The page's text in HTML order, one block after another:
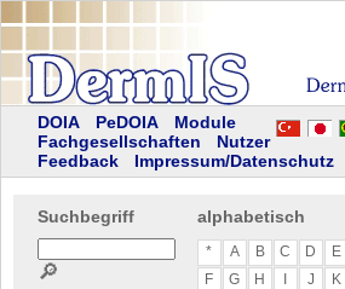
DOIA PeDOIA
Module
Fachgesellschaften
Nutzer
Feedback
Impressum/Datenschutz
Suchbegriff
🔎
alphabetisch
* A B C D
E
F
G H J
K